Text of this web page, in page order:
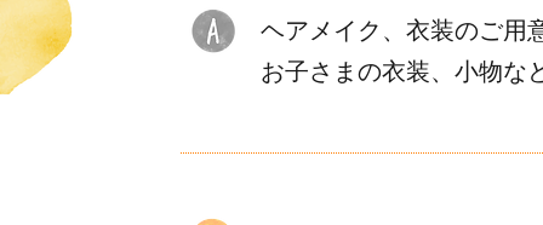
ヘアメイク、衣装のご用
お子さまの衣装、小物な